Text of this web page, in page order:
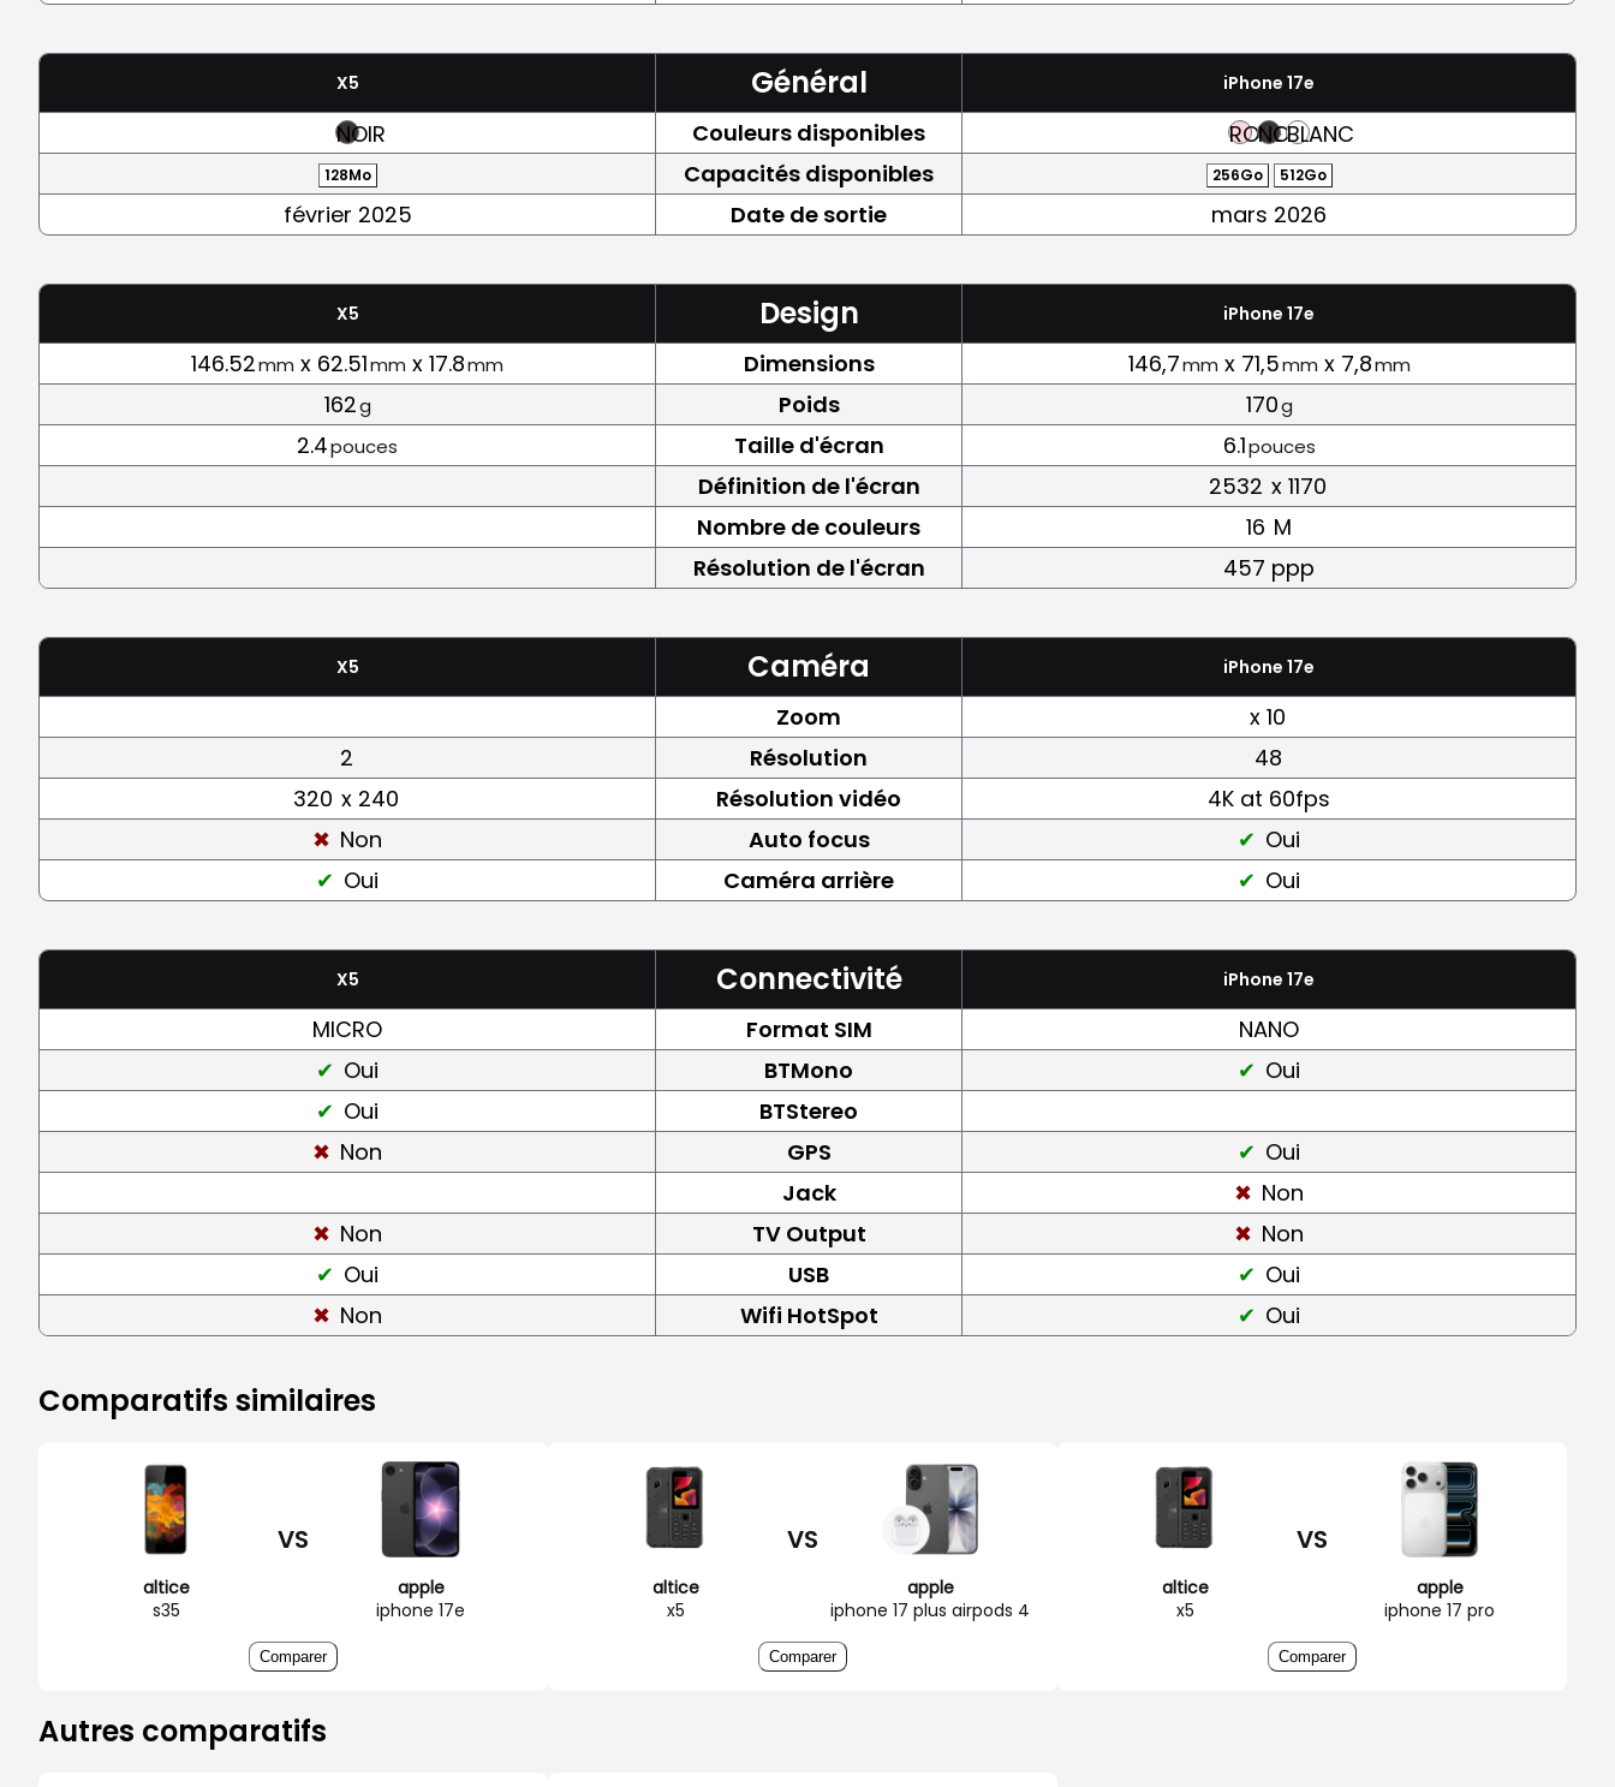
X5 Général iPhone 17e
NOIR Couleurs disponibles ROSENOIRBLANC
128Mo Capacités disponibles 256Go 512Go
février 2025 Date de sortie mars 2026
X5 Design iPhone 17e
146.52mm x 62.51mm x 17.8mm Dimensions 146,7mm x 71,5mm x 7,8mm
162g Poids 170g
2.4pouces Taille d'écran 6.1pouces
Définition de l'écran 2532 x 1170
Nombre de couleurs
16 M
Résolution de l'écran
457 ppp
X5 Caméra iPhone 17e
Zoom
x 10
2
Résolution
48
320 x 240 Résolution vidéo
4K at 60fps
Non
Auto focus
Oui
Oui
Caméra arrière Oui
X5 Connectivité iPhone 17e
MICRO Format SIM
NANO
Oui
BTMono
Oui
Oui
BTStereo
Non
GPS
Oui
Jack
Non
Non
TV Output
Non
Oui
USB
Oui
Non
Wifi HotSpot Oui
Comparatifs similaires
altice
s35
VS
apple
iphone 17e
Comparer
altice
x5
VS
apple
iphone 17 plus airpods 4
Comparer
altice
x5
VS
apple
iphone 17 pro
Comparer
Autres comparatifs